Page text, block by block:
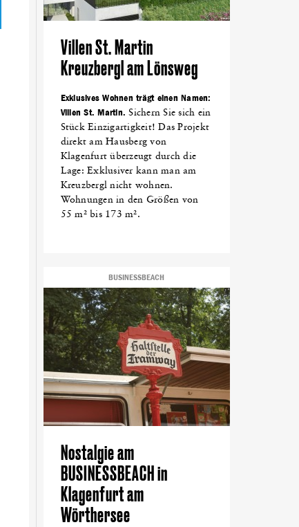
Villen St. Martin
Kreuzbergl am Lönsweg
Exklusives Wohnen trägt einen Namen:
Villen St. Martin.Sichern Sie sich ein
Stück Einzigartigkeit! Das Projekt
direkt am Hausberg von
Klagenfurt überzeugt durch die
Lage: Exklusiver kann man am
Kreuzbergl nicht wohnen.
Wohnungen in den Größen von
55 m² bis 173 m².
BUSINESSBEACH
Nostalgie am
BUSINESSBEACH in
Klagenfurt am
Wörthersee